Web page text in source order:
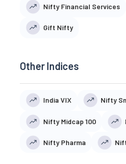
Nifty Financial Services
Gift Nifty
Other Indices
India VIX Nifty
Nifty Midcap 100
Nifty Pharma